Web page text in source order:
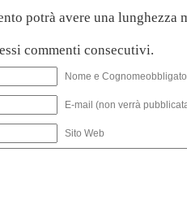
potrà avere una lunghezza
commenti consecutivi.
Nome e
E-mail (non verrà
Sito Web